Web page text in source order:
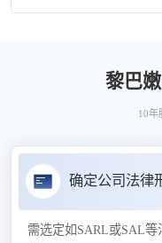
黎巴
10年
确定公司法律
需选定如SARL或SAL